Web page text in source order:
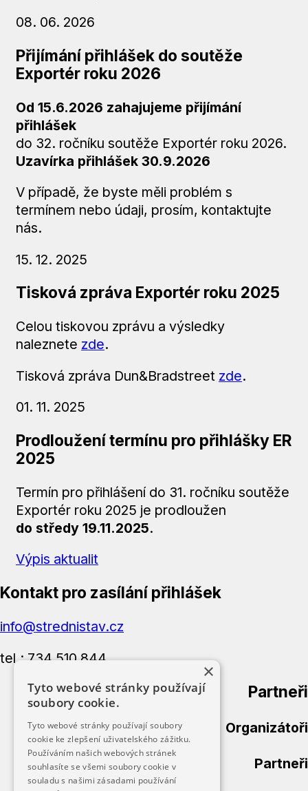
08. 06. 2026
Přijímání přihlášek do soutěže
Exportér roku 2026
Od 15.6.2026 zahajujeme přijímání
přihlášek
do 32. ročníku soutěže Exportér roku 2026.
Uzavírka přihlášek 30.9.2026
V případě, že byste měli problém s
termínem nebo údaji, prosím, kontaktujte
nás.
15. 12. 2025
Tisková zpráva Exportér roku 2025
Celou tiskovou zprávu a výsledky
naleznete zde.
Tisková zpráva Dun&Bradstreet zde.
01. 11. 2025
Prodloužení termínu pro přihlášky ER
2025
Termín pro přihlášení do 31. ročníku soutěže
Exportér roku 2025 je prodloužen
do středy 19.11.2025.
Výpis aktualit
Kontakt pro zasílání přihlášek
info@strednistav.cz
tel.: 734 510 844
Partneři
Organizátoři
Partneři
×
Tyto webové stránky používají
soubory cookie.
Tyto webové stránky používají soubory
cookie ke zlepšení uživatelského zážitku.
Používáním našich webových stránek
souhlasíte se všemi soubory cookie v
souladu s našimi zásadami používání